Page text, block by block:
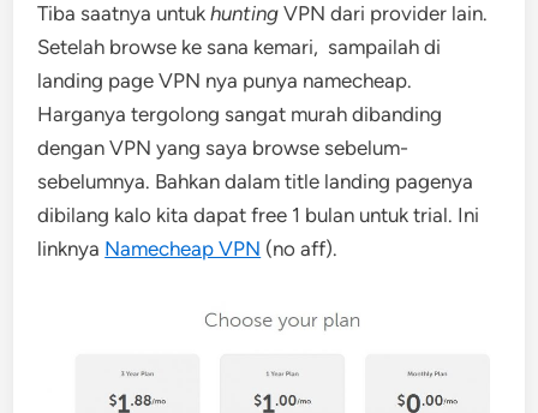
Tiba saatnya untukhuntingVPN dari provider lain.
Setelah browse ke sana kemari, sampailah di
landing page VPN nya punya namecheap.
Harganya tergolong sangat murah dibanding
dengan VPN yang saya browse sebelum-
sebelumnya. Bahkan dalam title landing pagenya
dibilang kalo kita dapat free 1 bulan untuk trial. Ini
linknya Namecheap VPN (no aff).